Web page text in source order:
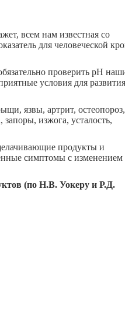
всем нам известная со
для человеческой
проверить рН
условия для развития
язвы, артрит, остеопороз,
изжога, усталость,
продукты и
симптомы с изменением
(по Н.В. Уокеру и Р.Д.